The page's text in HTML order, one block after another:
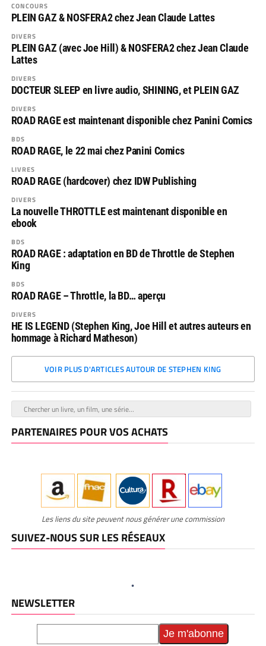
CONCOURS
PLEIN GAZ & NOSFERA2 chez Jean Claude Lattes
DIVERS
PLEIN GAZ (avec Joe Hill) & NOSFERA2 chez Jean Claude
Lattes
DIVERS
DOCTEUR SLEEP en livre audio, SHINING, et PLEIN GAZ
DIVERS
ROAD RAGE est maintenant disponible chez Panini Comics
BDS
ROAD RAGE, le 22 mai chez Panini Comics
LIVRES
ROAD RAGE (hardcover) chez IDW Publishing
DIVERS
La nouvelle THROTTLE est maintenant disponible en
ebook
BDS
ROAD RAGE : adaptation en BD de Throttle de Stephen
King
BDS
ROAD RAGE – Throttle, la BD… aperçu
DIVERS
HE IS LEGEND (Stephen King, Joe Hill et autres auteurs en
hommage à Richard Matheson)
VOIR PLUS D'ARTICLES AUTOUR DE STEPHEN KING
PARTENAIRES POUR VOS ACHATS
Les liens du site peuvent nous générer une commission
SUIVEZ-NOUS SUR LES RÉSEAUX
NEWSLETTER